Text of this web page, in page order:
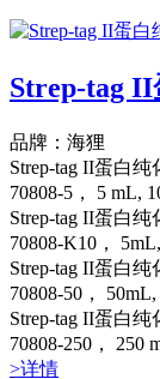
Strep-tag
品牌：海狸
Strep-tag II蛋白纯
70808-5， 5 mL,
Strep-tag II蛋白纯
70808-K10，
Strep-tag II蛋白纯
70808-50，
Strep-tag II蛋白纯
70808-250， 250
>详情